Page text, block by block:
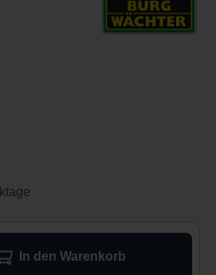
gewünschten Wert ein
In den Warenkorb